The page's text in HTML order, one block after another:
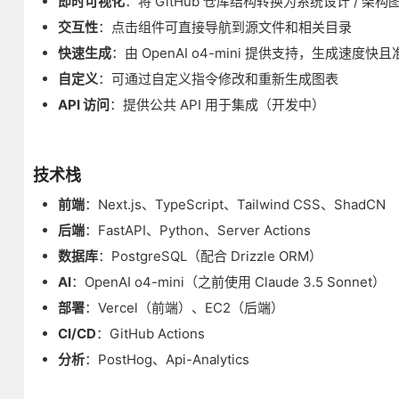
交互性：点击组件可直接导航到源文件和相关目录
快速生成：由 OpenAI o4-mini 提供支持，生成速度快且
自定义：可通过自定义指令修改和重新生成图表
API 访问：提供公共 API 用于集成（开发中）
技术栈
前端：Next.js、TypeScript、Tailwind CSS、ShadCN
后端：FastAPI、Python、Server Actions
数据库：PostgreSQL（配合 Drizzle ORM）
AI：OpenAI o4-mini（之前使用 Claude 3.5 Sonnet）
部署：Vercel（前端）、EC2（后端）
CI/CD：GitHub Actions
分析：PostHog、Api-Analytics